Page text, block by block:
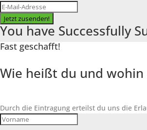
Jetzt zusenden!
You have Successfully
Fast geschafft!
Wie heißt du und wohin
Durch die Eintragung erteilst du uns die